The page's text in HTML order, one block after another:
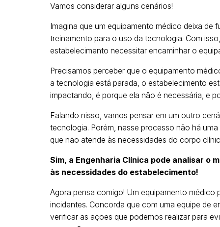
Vamos considerar alguns cenários!
Imagina que um equipamento médico deixa
treinamento para o uso da tecnologia. Com
estabelecimento necessitar encaminhar o
Precisamos perceber que o equipamento
a tecnologia está parada, o estabelecimento
impactando, é porque ela não é necessária, e
Falando nisso, vamos pensar em um outro
tecnologia. Porém, nesse processo não há
que não atende às necessidades do corpo
Sim, a Engenharia Clínica pode analisar o
às necessidades do estabelecimento!
Agora pensa comigo! Um equipamento
incidentes. Concorda que com uma equipe de
verificar as ações que podemos realizar para